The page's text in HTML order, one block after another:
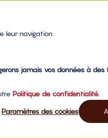
leur navigation
jamais vos données à
Politique de confidentialité.
Paramètres des cookies